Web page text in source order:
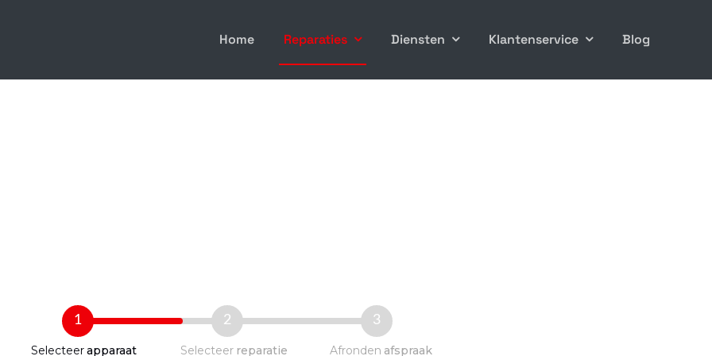
Home Reparaties Diensten Klantenservice Blog
1
Selecteerapparaat
2
Selecteer reparatie
3
Afronden afspraak